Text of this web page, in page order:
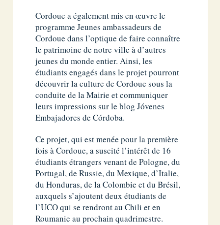
Cordoue a également mis en œuvre le
programme Jeunes ambassadeurs de
Cordoue dans l’optique de faire connaître
le patrimoine de notre ville à d’autres
jeunes du monde entier. Ainsi, les
étudiants engagés dans le projet pourront
découvrir la culture de Cordoue sous la
conduite de la Mairie et communiquer
leurs impressions sur le blog Jóvenes
Embajadores de Córdoba.
Ce projet, qui est menée pour la première
fois à Cordoue, a suscité l’intérêt de 16
étudiants étrangers venant de Pologne, du
Portugal, de Russie, du Mexique, d’Italie,
du Honduras, de la Colombie et du Brésil,
auxquels s’ajoutent deux étudiants de
l’UCO qui se rendront au Chili et en
Roumanie au prochain quadrimestre.